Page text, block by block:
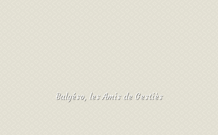
Balgéso, les Amis de Gestiès